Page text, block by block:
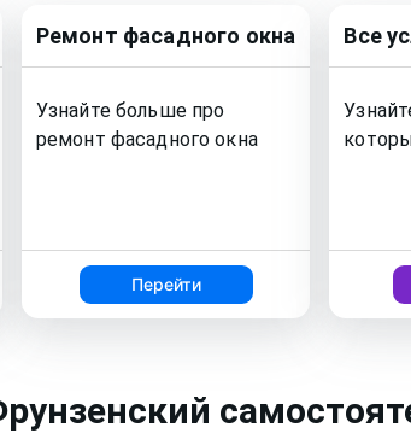
Ремонт фасадного окна
Узнайте больше про
ремонт фасадного окна
Перейти
Все